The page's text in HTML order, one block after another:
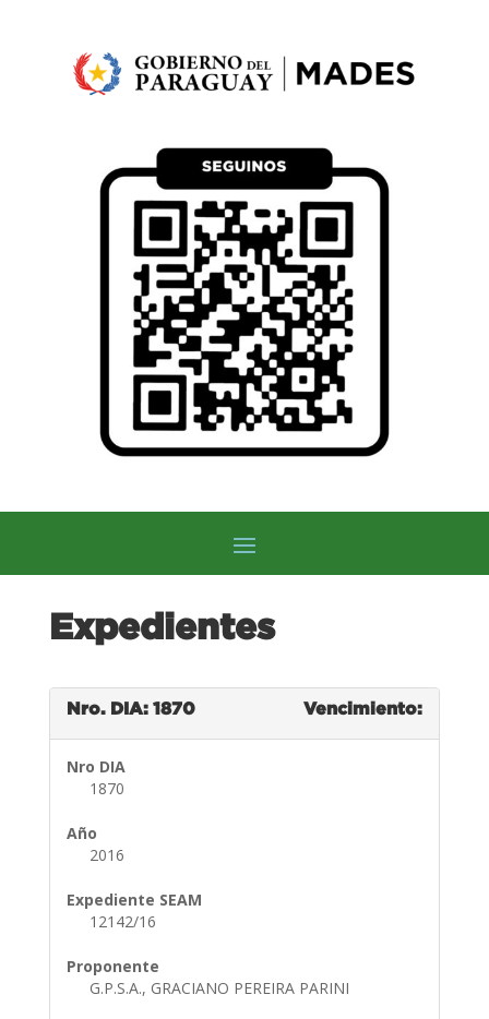
Expedientes
Nro. DIA: 1870 Vencimiento:
Nro DIA
1870
Año
2016
Expediente SEAM
12142/16
Proponente
G.P.S.A., GRACIANO PEREIRA PARINI